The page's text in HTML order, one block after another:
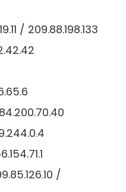
/ 209.88.198.133
/